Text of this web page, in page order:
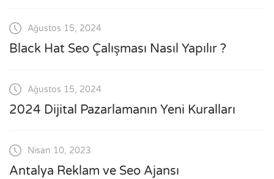
Ağustos 15, 2024
Black Hat Seo Çalışması Nasıl Yapılır ?
Ağustos 15, 2024
2024 Dijital Pazarlamanın Yeni Kuralları
Nisan 10, 2023
Antalya Reklam ve Seo Ajansı